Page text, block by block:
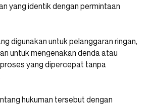
yang identik dengan permintaan
digunakan untuk pelanggaran ringan,
untuk mengenakan denda atau
yang dipercepat tanpa
hukuman tersebut dengan